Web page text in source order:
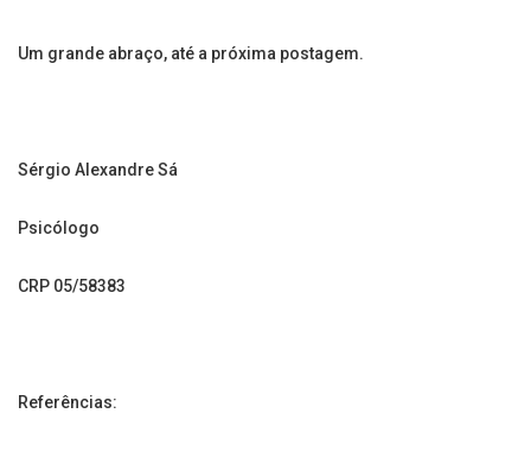
Um grande abraço, até a próxima postagem.
Sérgio Alexandre Sá
Psicólogo
CRP 05/58383
Referências: